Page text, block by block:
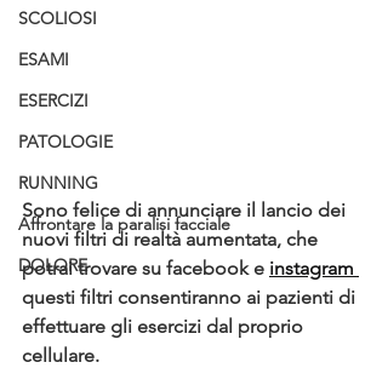
SCOLIOSI
ESAMI
ESERCIZI
PATOLOGIE
RUNNING
Affrontare la paralisi facciale
DOLORE
Sono felice di annunciare il lancio dei
nuovi filtri di realtà aumentata, che
potrai trovare su facebook e instagram
questi filtri consentiranno ai pazienti di
effettuare gli esercizi dal proprio
cellulare.